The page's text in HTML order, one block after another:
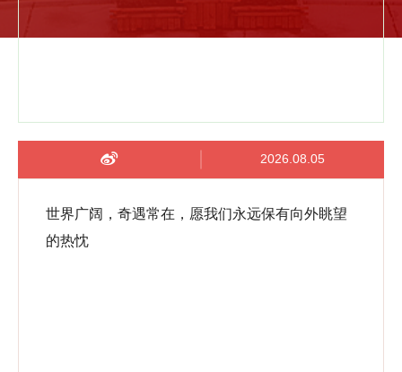
世界广阔，奇遇常在，愿我们永远保有向外眺望
的热忱
2026.08.05